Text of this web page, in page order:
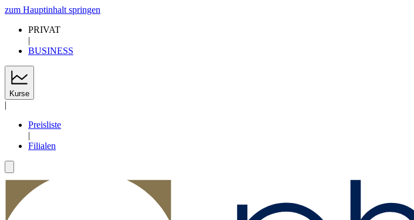
zum Hauptinhalt springen
PRIVAT
|
BUSINESS
Kurse
|
Preisliste
|
Filialen